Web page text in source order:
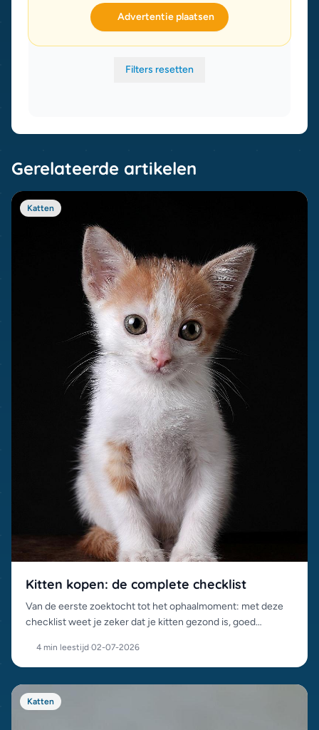
Advertentie plaatsen
Filters resetten
Gerelateerde artikelen
Katten
Kitten kopen: de complete checklist
Van de eerste zoektocht tot het ophaalmoment: met deze
checklist weet je zeker dat je kitten gezond is, goed
4 min leestijd·02-07-2026
Katten